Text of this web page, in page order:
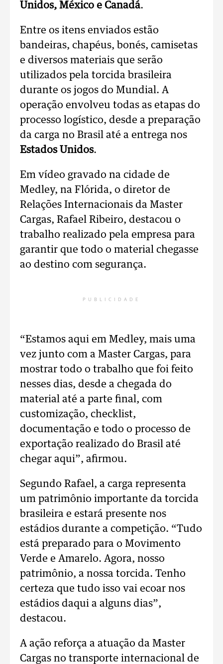
Unidos, México e Canadá.
Entre os itens enviados estão
bandeiras, chapéus, bonés, camisetas
e diversos materiais que serão
utilizados pela torcida brasileira
durante os jogos do Mundial. A
operação envolveu todas as etapas do
processo logístico, desde a preparação
da carga no Brasil até a entrega nos
Estados Unidos.
Em vídeo gravado na cidade de
Medley, na Flórida, o diretor de
Relações Internacionais da Master
Cargas, Rafael Ribeiro, destacou o
trabalho realizado pela empresa para
garantir que todo o material chegasse
ao destino com segurança.
PUBLICIDADE
“Estamos aqui em Medley, mais uma
vez junto com a Master Cargas, para
mostrar todo o trabalho que foi feito
nesses dias, desde a chegada do
material até a parte final, com
customização, checklist,
documentação e todo o processo de
exportação realizado do Brasil até
chegar aqui”, afirmou.
Segundo Rafael, a carga representa
um patrimônio importante da torcida
brasileira e estará presente nos
estádios durante a competição. “Tudo
está preparado para o Movimento
Verde e Amarelo. Agora, nosso
patrimônio, a nossa torcida. Tenho
certeza que tudo isso vai ecoar nos
estádios daqui a alguns dias”,
destacou.
A ação reforça a atuação da Master
Cargas no transporte internacional de